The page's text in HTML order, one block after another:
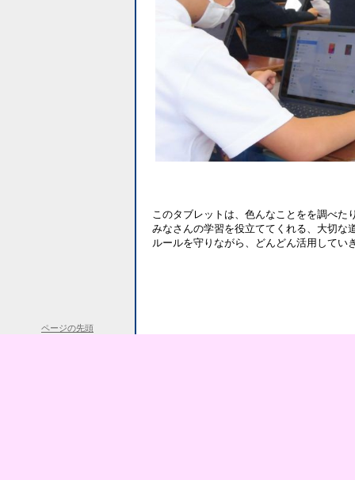
このタブレットは、色んなことをを調べた
みなさんの学習を役立ててくれる、大切な
ルールを守りながら、どんどん活用してい
ページの先頭